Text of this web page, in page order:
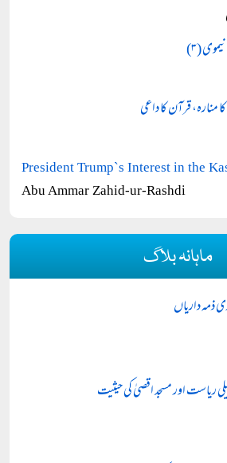
(۳)
منارہ، قرآن کا داعی
President Trump`s Interest in the
Abu Ammar Zahid-ur-Rashdi
ماہانہ بلاگ
ذمہ داریاں
ریاست اور مسجد اقصیٰ کی حیثیت